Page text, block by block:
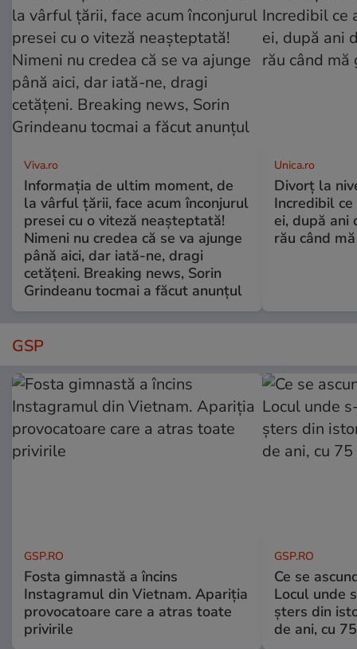
Viva.ro
Informația de ultim moment, de
la vârful țării, face acum înconjurul
presei cu o viteză neașteptată!
Nimeni nu credea că se va ajunge
până aici, dar iată-ne, dragi
cetățeni. Breaking news, Sorin
Grindeanu tocmai a făcut anunțul
Unica.ro
Divorț la
Incredibil
ei, după ani
rău când
GSP
GSP.RO
Fosta gimnastă a încins
Instagramul din Vietnam. Apariția
provocatoare care a atras toate
privirile
GSP.RO
Ce se
Locul unde
șters din
de ani, cu